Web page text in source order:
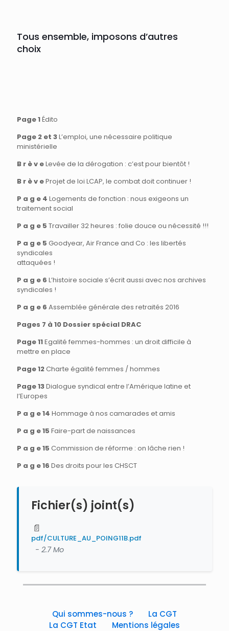
Tous ensemble, imposons d’autres
choix
Page 1Édito
Page 2 et 3L’emploi, une nécessaire politique
ministérielle
B r è v eLevée de la dérogation : c’est pour bientôt !
B r è v eProjet de loi LCAP, le combat doit continuer !
P a g e 4 Logements de fonction : nous exigeons un
traitement social
P a g e 5 Travailler 32 heures : folie douce ou nécessité !!!
P a g e 5 Goodyear, Air France and Co : les libertés
syndicales
attaquées !
P a g e 6 L’histoire sociale s’écrit aussi avec nos archives
syndicales !
P a g e 6 Assemblée générale des retraités 2016
Pages 7 à 10 Dossier spécial DRAC
Page 11Egalité femmes-hommes : un droit difficile à
mettre en place
Page 12Charte égalité femmes / hommes
Page 13Dialogue syndical entre l’Amérique latine et
l’Europes
P a g e 14 Hommage à nos camarades et amis
P a g e 15 Faire-part de naissances
P a g e 15 Commission de réforme : on lâche rien !
P a g e 16 Des droits pour les CHSCT
Fichier(s) joint(s)
📄
pdf/CULTURE_AU_POING11B.pdf
- 2.7 Mo
Qui sommes-nous ?
La CGT
La CGT Etat
Mentions légales